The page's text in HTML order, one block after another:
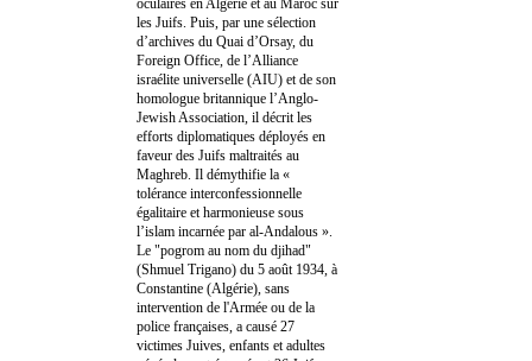
les Juifs. Puis, par une sélection
d’archives du Quai d’Orsay, du
Foreign Office, de l’Alliance
israélite universelle (AIU) et de son
homologue britannique l’Anglo-
Jewish Association, il décrit les
efforts diplomatiques déployés en
faveur des Juifs maltraités au
Maghreb. Il démythifie la «
tolérance interconfessionnelle
égalitaire et harmonieuse sous
l’islam incarnée par al-Andalous ».
Le "pogrom au nom du djihad"
(Shmuel Trigano) du 5 août 1934, à
Constantine (Algérie), sans
intervention de l'Armée ou de la
police françaises, a causé 27
victimes Juives, enfants et adultes